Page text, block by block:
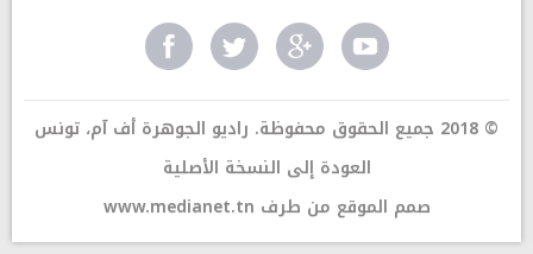
© 2018 جميع الحقوق محفوظة. راديو الجوهرة أف آم، تونس
العودة إلى النسخة الأصلية
www.medianet.tn صمم الموقع من طرف